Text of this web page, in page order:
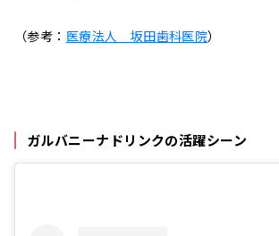
（参考： 医療法人 坂田歯科医院）
ガルバニーナドリンクの活躍シーン